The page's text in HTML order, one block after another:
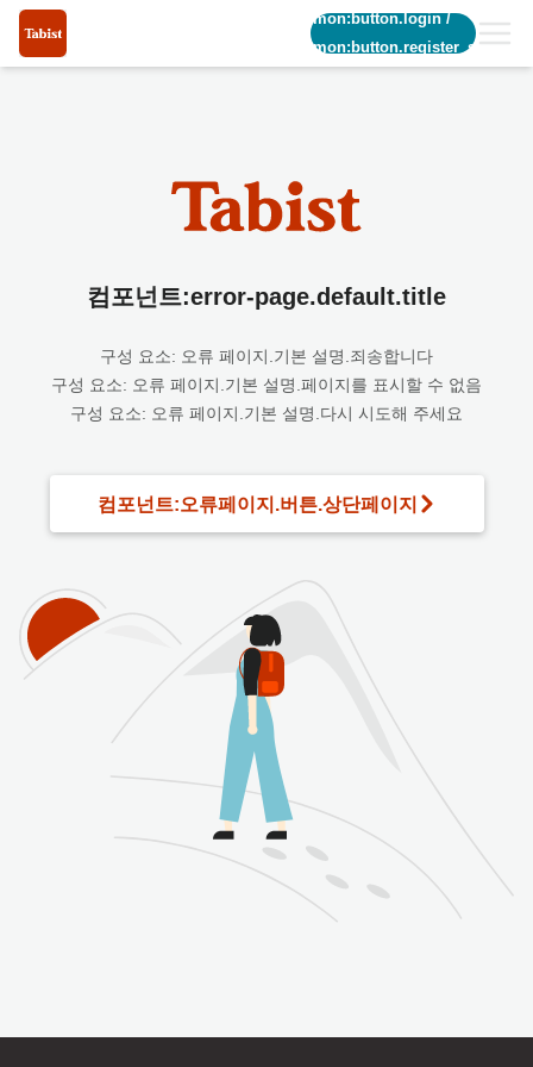
common:button.login/
common:button.register_short
컴포넌트:error-page.default.title
구성 요소: 오류 페이지.기본 설명.죄송합니다
구성 요소: 오류 페이지.기본 설명.페이지를 표시할 수 없음
구성 요소: 오류 페이지.기본 설명.다시 시도해 주세요
컴포넌트:오류페이지.버튼.상단페이지